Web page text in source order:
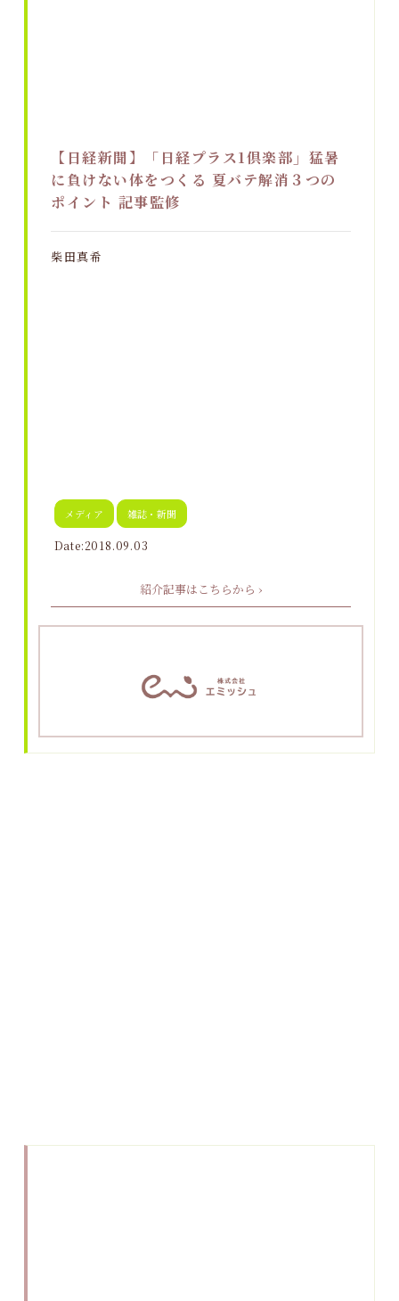
【日経新聞】「日経プラス1倶楽部」猛暑
に負けない体をつくる 夏バテ解消３つの
ポイント 記事監修
柴田真希
メディア 雑誌・新聞
Date:2018.09.03
紹介記事はこちらから ›